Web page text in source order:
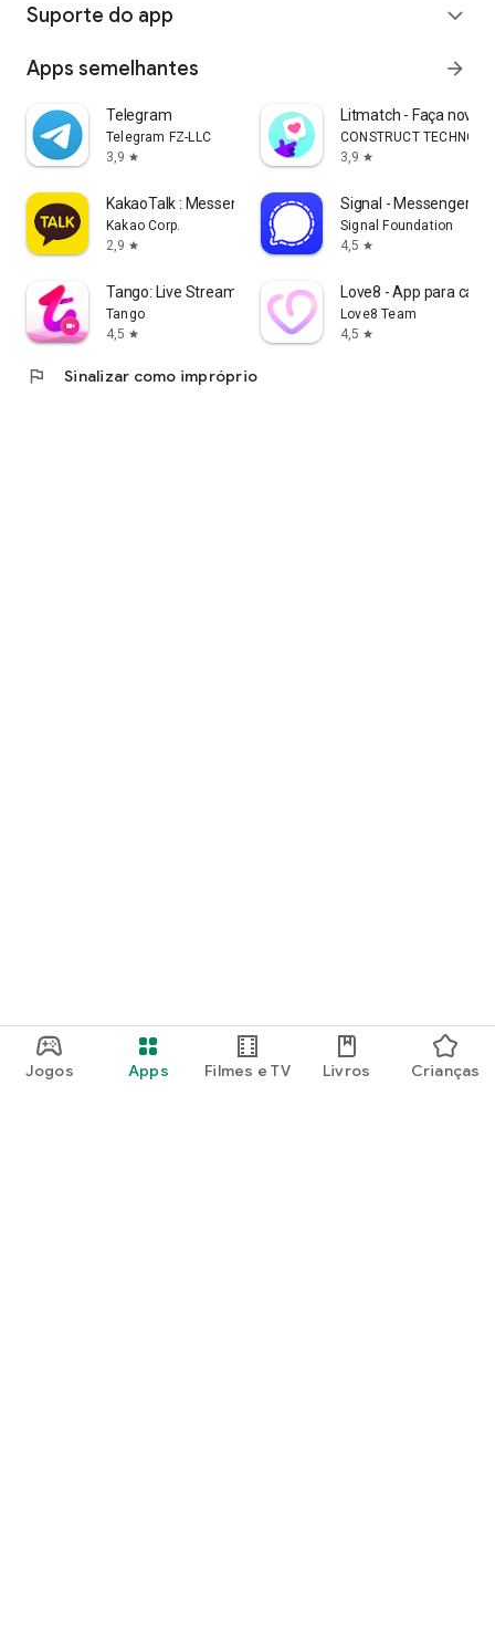
Jogos Apps Filmes e TV Livros Crianças
Suporte do app expand_more
Apps semelhantes arrow_forward
Telegram
Telegram FZ-LLC
3,9 star
Litmatch - Faça nova
CONSTRUCT
3,9 star
KakaoTalk : Messenger
Kakao Corp.
2,9 star
Signal - Messenger
Signal Foundation
4,5 star
Tango: Live Stream, Video Chat
Tango
4,5 star
Love8 - App para
Love8 Team
4,5 star
flag Sinalizar como impróprio